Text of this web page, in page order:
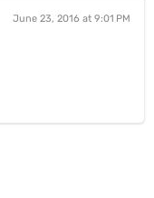
June 23, 2016 at 9:01 PM